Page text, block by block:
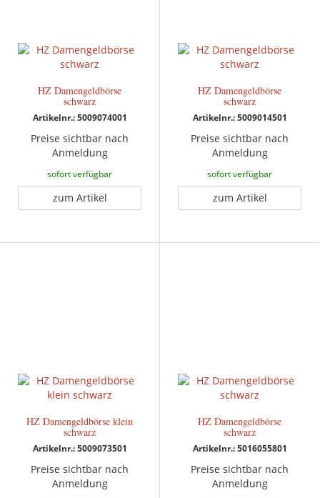
HZ Damengeldbörse
schwarz
Artikelnr.: 5009074001
Preise sichtbar nach
Anmeldung
sofort verfügbar
zum Artikel
HZ Damengeldbörse
schwarz
Artikelnr.: 5009014501
Preise sichtbar nach
Anmeldung
sofort verfügbar
zum Artikel
HZ Damengeldbörse klein
schwarz
Artikelnr.: 5009073501
Preise sichtbar nach
Anmeldung
HZ Damengeldbörse
schwarz
Artikelnr.: 5016055801
Preise sichtbar nach
Anmeldung